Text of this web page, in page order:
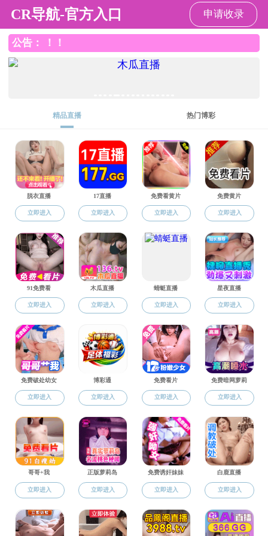
科学研究
当前位置：91直播 科学研究 科研动态
科研动态
2023-09-22
2023-03-13
91直播 与哈电集团共建的高效低碳动力装备协同育人基地入选工信部2022年度校企协同育人示范基地 2023-01-08
《国家清洁生产先进技术目录（2022）》收录我院技术 2022-12-20
第一页 <<上一页 下一页>> 尾页
Copyright 2024 91直播-探花直播 版权所有
技术支持：91直播 网络安全和信息化办公室
联系我们
地址：哈尔滨南岗区西大直街92号 91直播 节能楼
电话：0451-86413209